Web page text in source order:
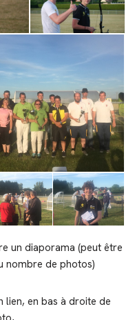
un diaporama (peut être
nombre de photos)
lien, en bas à droite de